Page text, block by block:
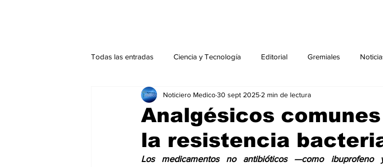
Todas las entradas Ciencia y Tecnología Editorial Gremiales
Actualidad Salud Mental Agenda Sección especial
Endocrinología Actualidad especial Ciencia y Tecnología especial
Analgésicos
la resistencia
Noticiero Medico30 sept 2025 2 min de lectura
Los medicamentos no antibióticos —como ibuprofeno